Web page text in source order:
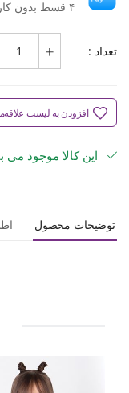
۴ قسط بدون کارمزد، ماهانه ۸۸۳٬۲۵۰ تومان
تعداد :
افزودن به لیست
این کالا موجود می
توضیحات محصول